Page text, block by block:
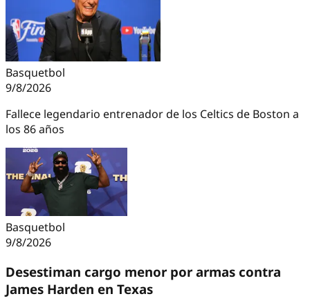
Basquetbol
9/8/2026
Fallece legendario entrenador de los Celtics de Boston a
los 86 años
Basquetbol
9/8/2026
Desestiman cargo menor por armas contra
James Harden en Texas